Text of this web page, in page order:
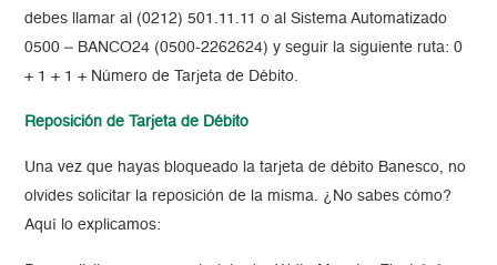
debes llamar al (0212) 501.11.11 o al Sistema Automatizado
0500 – BANCO24 (0500-2262624) y seguir la siguiente ruta: 0
+ 1 + 1 + Número de Tarjeta de Débito.
Reposición de Tarjeta de Débito
Una vez que hayas bloqueado la tarjeta de débito Banesco, no
olvides solicitar la reposición de la misma. ¿No sabes cómo?
Aquí lo explicamos: